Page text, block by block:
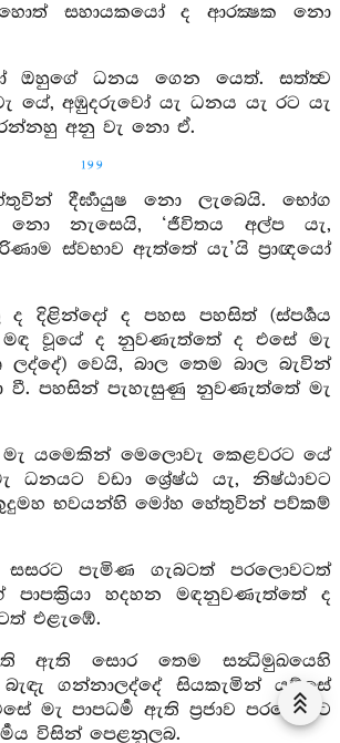
සහායකයෝ ද ආරක්‍ෂක නො
ඔහුගේ ධනය ගෙන යෙත්. සත්ත්‍ව
යේ, අඹුදරුවෝ යැ ධනය යැ රට යැ
අනු වැ නො ඒ.
199
දීර්‍ඝායුෂ නො ලැබෙයි. භෝග
නො නැසෙයි, ‘ජීවිතය අල්ප යැ,
ස්වභාව ඇත්තේ යැ’යි ප්‍රාඥයෝ
ද දිළින්දෝ ද පහස පහසිත් (ස්පර්‍ශය
වූයේ ද නුවණැත්තේ ද එසේ මැ
ලද්දේ) වෙයි, බාල තෙම බාල බැවින්
පහසින් පැහැසුණු නුවණැත්තේ මැ
මැ යමෙකින් මෙලොවැ කෙළවරට යේ
ධනයට වඩා ශ්‍රේෂ්ඨ යැ, නිෂ්ඨාවට
භවයන්හි මෝහ හේතුවින් පව්කම්
සසරට පැමිණ ගැබටත් පරලොවටත්
පාපක්‍රියා හදහන මඳනුවණැත්තේ ද
එළැඹේ.
ඇති සොර තෙම සන්‍ධිමුඛයෙහි
බැඳැ ගන්නාලද්දේ සියකැමින් යම්සේ
මැ පාපධර්‍ම ඇති ප්‍රජාව පරලොවට
විසින් පෙළනුලබ.